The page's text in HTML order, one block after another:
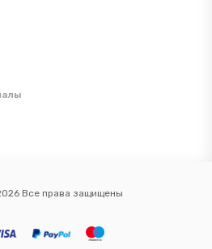
Все права защищены